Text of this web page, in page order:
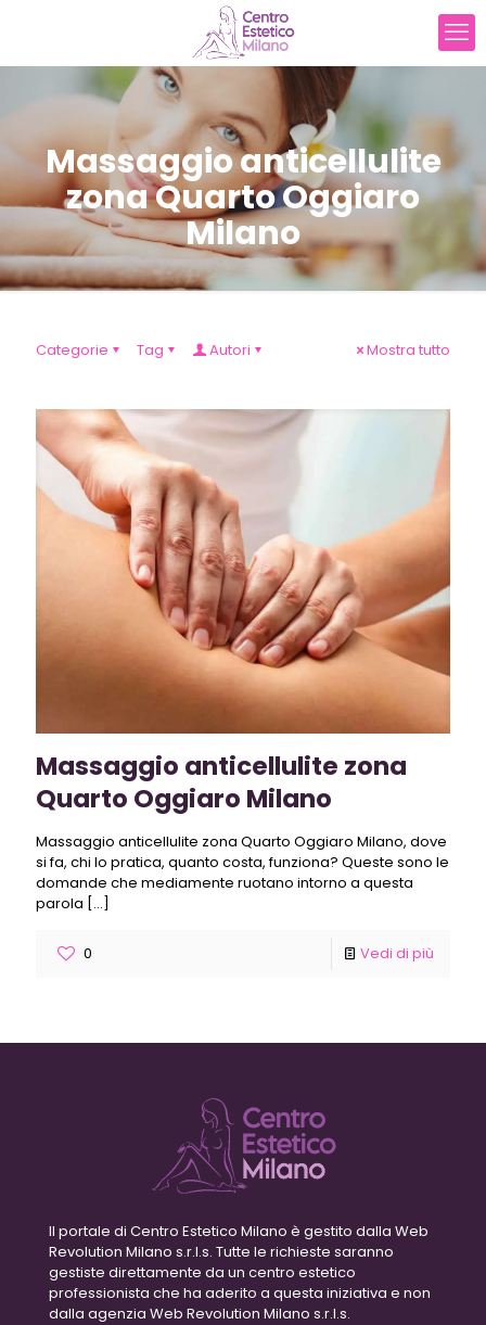
Massaggio anticellulite
zona Quarto Oggiaro
Milano
Categorie Tag Autori Mostra tutto
Massaggio anticellulite zona
Quarto Oggiaro Milano
Massaggio anticellulite zona Quarto Oggiaro Milano, dove
si fa, chi lo pratica, quanto costa, funziona? Queste sono le
domande che mediamente ruotano intorno a questa
parola […]
0 Vedi di più
Il portale di Centro Estetico Milano è gestito dalla Web
Revolution Milano s.r.l.s. Tutte le richieste saranno
gestiste direttamente da un centro estetico
professionista che ha aderito a questa iniziativa e non
dalla agenzia Web Revolution Milano s.r.l.s.